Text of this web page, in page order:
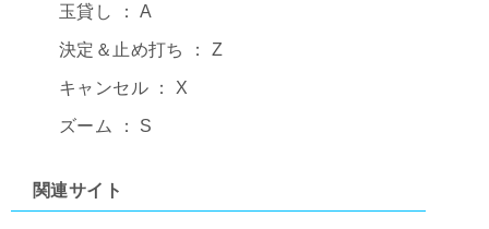
玉貸し ： A
決定＆止め打ち ： Z
キャンセル ： X
ズーム ： S
関連サイト